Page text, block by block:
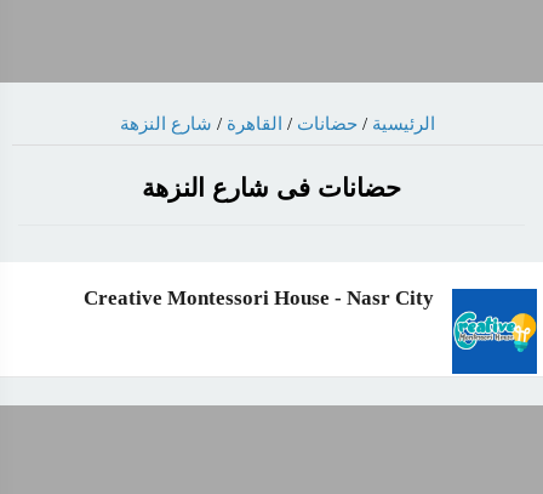
الرئيسية / حضانات / القاهرة / شارع النزهة
حضانات فى شارع النزهة
Creative Montessori House - Nasr City